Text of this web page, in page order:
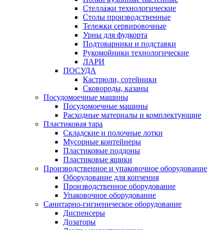
Стеллажи технологические
Столы производственные
Тележки сервировочные
Урны для фудкорта
Подтоварники и подставки
Рукомойники технологические
ЛАРИ
ПОСУДА
Кастрюли, сотейники
Сковороды, казаны
Посудомоечные машины
Посудомоечные машины
Расходные материалы и комплектующие
Пластиковая тара
Складские и полочные лотки
Мусорные контейнеры
Пластиковые поддоны
Пластиковые ящики
Производственное и упаковочное оборудование
Оборудование для копчения
Производственное оборудование
Упаковочное оборудование
Санитарно-гигиеническое оборудование
Диспенсеры
Дозаторы